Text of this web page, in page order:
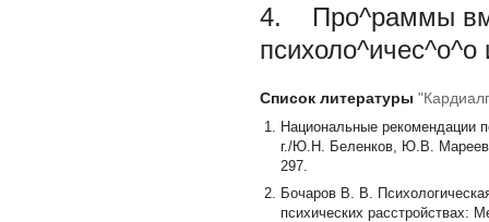
4. Про^раммы
психоло^ичес^о^о
Список литературы
Национальные рекомендации
г./Ю.Н. Беленков, Ю.В.
297.
Бочаров В. В.
психических